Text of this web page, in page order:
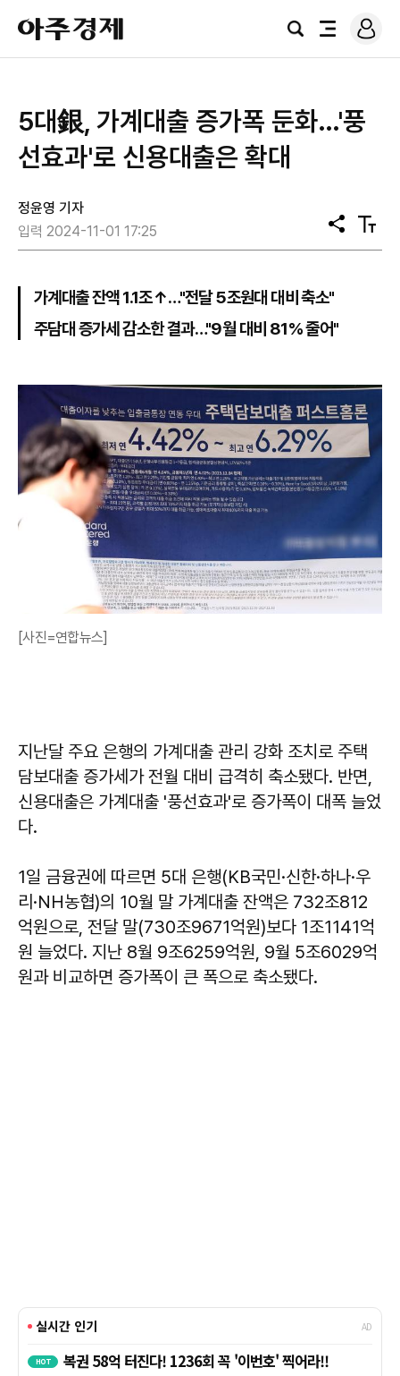
아
주
경
검
전
로
그
5대銀, 가계대출 증가폭 둔화…'풍
선효과'로 신용대출은 확대
정윤영 기자
입력 2024-11-01 17:25
공
유
텍
스
가계대출 잔액 1.1조↑…"전달 5조원대 대비 축소"
주담대 증가세 감소한 결과…"9월 대비 81% 줄어"
[사진=연합뉴스]
지난달 주요 은행의 가계대출 관리 강화 조치로 주택
담보대출 증가세가 전월 대비 급격히 축소됐다. 반면,
신용대출은 가계대출 '풍선효과'로 증가폭이 대폭 늘었
다.
1일 금융권에 따르면 5대 은행(KB국민·신한·하나·우
리·NH농협)의 10월 말 가계대출 잔액은 732조812
억원으로, 전달 말(730조9671억원)보다 1조1141억
원 늘었다. 지난 8월 9조6259억원, 9월 5조6029억
원과 비교하면 증가폭이 큰 폭으로 축소됐다.